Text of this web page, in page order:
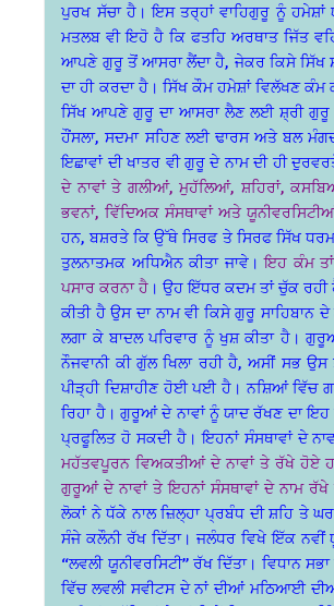
ਪੁਰਖ ਸੱਚਾ ਹੈ। ਇਸ ਤਰ੍ਹਾਂ ਵਾਹਿਗੁਰੂ ਨੂੰ ਹਮੇਸ਼ਾਂ
ਮਤਲਬ ਵੀ ਇਹੋ ਹੈ ਕਿ ਫਤਹਿ ਅਰਥਾਤ ਜਿੱਤ
ਆਪਣੇ ਗੁਰੂ ਤੋਂ ਆਸਰਾ ਲੈਂਦਾ ਹੈ, ਜੇਕਰ ਕਿਸੇ ਸਿੱਖ
ਦਾ ਹੀ ਕਰਦਾ ਹੈ। ਸਿੱਖ ਕੌਮ ਹਮੇਸ਼ਾਂ ਵਿਲੱਖਣ
ਸਿੱਖ ਆਪਣੇ ਗੁਰੂ ਦਾ ਆਸਰਾ ਲੈਣ ਲਈ ਸ਼੍ਰੀ ਗੁਰੂ
ਹੌਂਸਲਾ, ਸਦਮਾ ਸਹਿਣ ਲਈ ਢਾਰਸ ਅਤੇ ਬਲ
ਇਛਾਵਾਂ ਦੀ ਖਾਤਰ ਵੀ ਗੁਰੂ ਦੇ ਨਾਮ ਦੀ ਹੀ
ਦੇ ਨਾਵਾਂ ਤੇ ਗਲੀਆਂ, ਮੁਹੱਲਿਆਂ, ਸ਼ਹਿਰਾਂ,
ਭਵਨਾਂ, ਵਿੱਦਿਅਕ ਸੰਸਥਾਵਾਂ ਅਤੇ
ਹਨ, ਬਸ਼ਰਤੇ ਕਿ ਉੱਥੇ ਸਿਰਫ ਤੇ ਸਿਰਫ ਸਿੱਖ
ਤੁਲਨਾਤਮਕ ਅਧਿਐਨ ਕੀਤਾ ਜਾਵੇ।ਇਹ ਕੰਮ
ਪਸਾਰ ਕਰਨਾ ਹੈ । ਉਹ ਇੱਧਰ ਕਦਮ ਤਾਂ ਚੁੱਕ ਰਹੀ
ਕੀਤੀ ਹੈ ਉਸ ਦਾ ਨਾਮ ਵੀ ਕਿਸੇ ਗੁਰੂ
ਲਗਾ ਕੇ ਬਾਦਲ ਪਰਿਵਾਰ ਨੂੰ ਖੁਸ਼ ਕੀਤਾ ਹੈ।
ਨੌਜਵਾਨੀ ਕੀ ਗੁੱਲ ਖਿਲਾ ਰਹੀ ਹੈ, ਅਸੀਂ ਸਭ
ਪੀੜ੍ਹੀ ਦਿਸ਼ਾਹੀਣ ਹੋਈ ਪਈ ਹੈ। ਨਸ਼ਿਆਂ ਵਿੱਚ
ਰਿਹਾ ਹੈ। ਗੁਰੂਆਂ ਦੇ ਨਾਵਾਂ ਨੂੰ ਯਾਦ ਰੱਖਣ ਦਾ
ਪ੍ਰਫੂਲਿਤ ਹੋ ਸਕਦੀ ਹੈ। ਇਹਨਾਂ ਸੰਸਥਾਵਾਂ ਦੇ
ਮਹੱਤਵਪੂਰਨ ਵਿਅਕਤੀਆਂ ਦੇ ਨਾਵਾਂ ਤੇ ਰੱਖੇ ਹੋਏ
ਗੁਰੂਆਂ ਦੇ ਨਾਵਾਂ ਤੇ ਇਹਨਾਂ ਸੰਸਥਾਵਾਂ ਦੇ ਨਾਮ ਰੱਖੇ
ਲੋਕਾਂ ਨੇ ਧੱਕੇ ਨਾਲ ਜ਼ਿਲ੍ਹਾ ਪ੍ਰਬੰਧ ਦੀ ਸ਼ਹਿ ਤੇ
ਸੰਜੇ ਕਲੌਨੀ ਰੱਖ ਦਿੱਤਾ। ਜਲੰਧਰ ਵਿਖੇ ਇੱਕ ਨਵੀਂ
“ਲਵਲੀ ਯੂਨੀਵਰਸਿਟੀ” ਰੱਖ ਦਿੱਤਾ। ਵਿਧਾਨ
ਵਿੱਚ ਲਵਲੀ ਸਵੀਟਸ ਦੇ ਨਾਂ ਦੀਆਂ ਮਠਿਆਈ